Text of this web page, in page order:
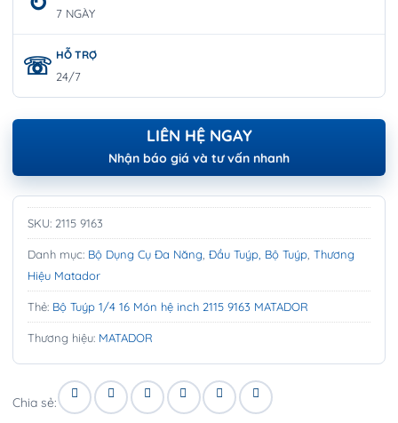
7 NGÀY
HỖ TRỢ
24/7
LIÊN HỆ NGAY
Nhận báo giá và tư vấn nhanh
SKU: 2115 9163
Danh mục: Bộ Dụng Cụ Đa Năng Đầu Tuýp, Bộ Tuýp Thương
Hiệu Matador
Thẻ: Bộ Tuýp 1/4 16 Món hệ inch 2115 9163 MATADOR
Thương hiệu: MATADOR
Chia sẻ: